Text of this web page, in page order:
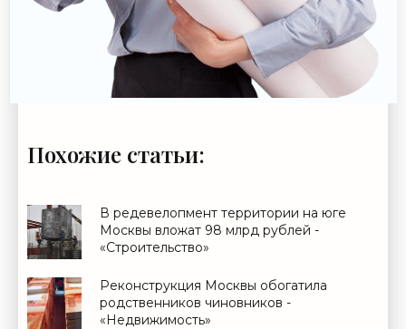
Похожие статьи:
В редевелопмент территории на юге
Москвы вложат 98 млрд рублей -
«Строительство»
Реконструкция Москвы обогатила
родственников чиновников -
«Недвижимость»